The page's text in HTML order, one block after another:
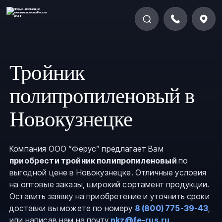
Тройник
полипропиленовый в
Новокузнецке
Компания ООО “Ферус” предлагает Вам
приобрести тройник полипропиленовый по
выгодной цене в Новокузнецке. Отличные условия
на оптовые заказы, широкий сортамент продукции.
Оставить заявку на приобретение и уточнить сроки
доставки вы можете по номеру 8 (800) 775-39-43,